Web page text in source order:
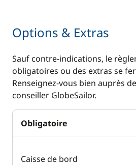
Pilote automatique
VHF
Cuisine
Congélateur
Grille pain
Options & Extras
Sauf contre-indications, le
obligatoires ou des extras se
Renseignez-vous bien auprès
conseiller GlobeSailor.
Obligatoire
Caisse de bord